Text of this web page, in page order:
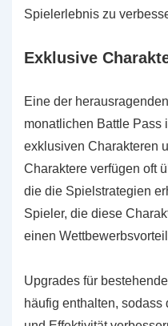
Spielerlebnis zu
Exklusive
Eine der
monatlichen Battle Pass
exklusiven Charakteren
Charaktere verfügen oft
die die Spielstrategien
Spieler, die diese
einen
Upgrades für
häufig enthalten,